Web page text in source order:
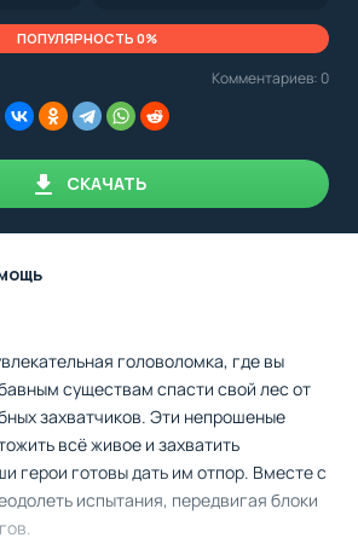
указываем
минимальные
необходимые
ПОПУЛЯРНОСТЬ 0%
Комментариев: 0
СКАЧАТЬ
головоломка, где вы
существам спасти свой лес от
захватчиков. Эти непрошеные
всё живое и захватить
герои готовы дать им отпор. Вместе с
испытания, передвигая блоки